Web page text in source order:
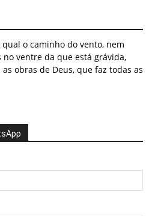
o caminho do vento, nem
no ventre da que está grávida,
obras de Deus, que faz todas as